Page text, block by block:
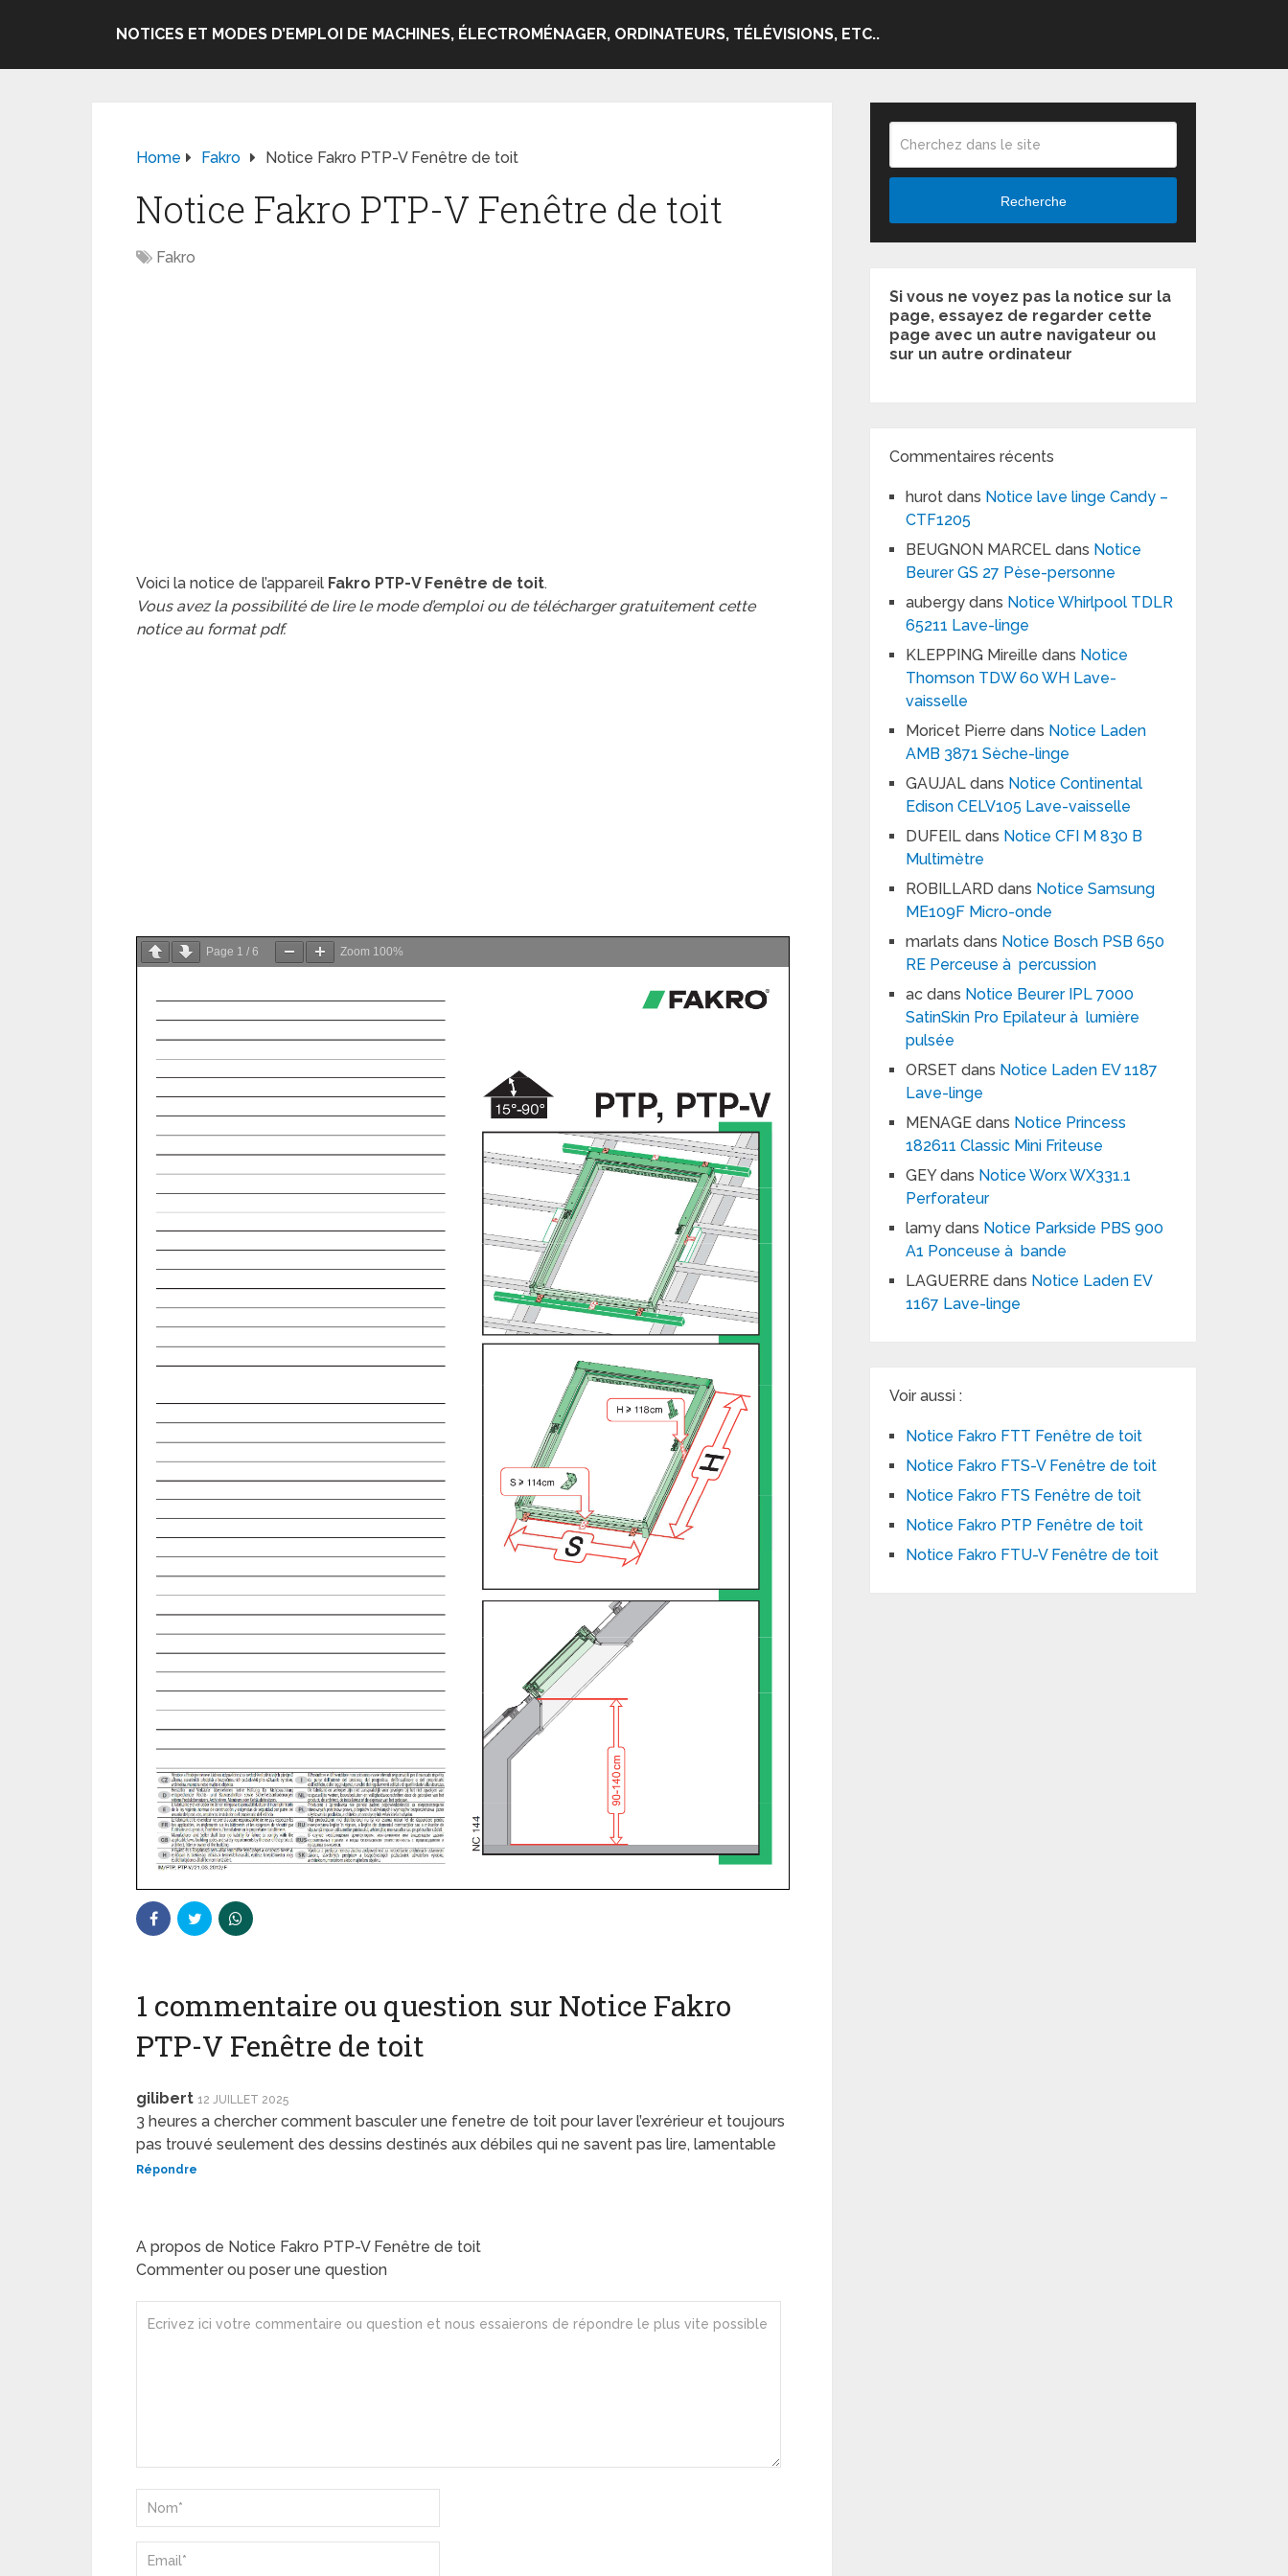
NOTICES ET MODES D’EMPLOI DE MACHINES, ÉLECTROMÉNAGER, ORDINATEURS, TÉLÉVISIONS, ETC..
Home Fakro Notice Fakro PTP-V Fenêtre de toit
Notice Fakro PTP-V Fenêtre de toit
Fakro
Voici la notice de l’appareil Fakro PTP-V Fenêtre de toit.
Vous avez la possibilité de lire le mode d’emploi ou de télécharger gratuitement cette
notice au format pdf.
Page 1 / 6 Zoom 100%
1 commentaire ou question sur Notice Fakro
PTP-V Fenêtre de toit
gilibert 12 JUILLET 2025
3 heures a chercher comment basculer une fenetre de toit pour laver l’exrérieur et toujours
pas trouvé seulement des dessins destinés aux débiles qui ne savent pas lire, lamentable
Répondre
A propos de Notice Fakro PTP-V Fenêtre de toit
Commenter ou poser une question
Recherche
Si vous ne voyez pas la notice sur la
page, essayez de regarder cette
page avec un autre navigateur ou
sur un autre ordinateur
Commentaires récents
hurot dans Notice lave linge Candy –
CTF1205
BEUGNON MARCEL dans Notice
Beurer GS 27 Pèse-personne
aubergy dans Notice Whirlpool TDLR
65211 Lave-linge
KLEPPING Mireille dans Notice
Thomson TDW 60 WH Lave-
vaisselle
Moricet Pierre dans Notice Laden
AMB 3871 Sèche-linge
GAUJAL dans Notice Continental
Edison CELV105 Lave-vaisselle
DUFEIL dans Notice CFI M 830 B
Multimètre
ROBILLARD dans Notice Samsung
ME109F Micro-onde
marlats dans Notice Bosch PSB 650
RE Perceuse à percussion
ac dans Notice Beurer IPL 7000
SatinSkin Pro Epilateur à lumière
pulsée
ORSET dans Notice Laden EV 1187
Lave-linge
MENAGE dans Notice Princess
182611 Classic Mini Friteuse
GEYdans Notice Worx WX331.1
Perforateur
lamy dans Notice Parkside PBS 900
A1 Ponceuse à bande
LAGUERRE dans Notice Laden EV
1167 Lave-linge
Voir aussi :
Notice Fakro FTT Fenêtre de toit
Notice Fakro FTS-V Fenêtre de toit
Notice Fakro FTS Fenêtre de toit
Notice Fakro PTP Fenêtre de toit
Notice Fakro FTU-V Fenêtre de toit